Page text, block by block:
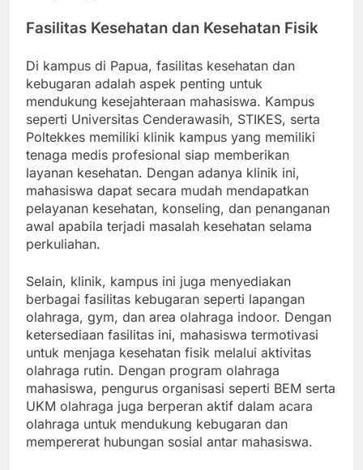
Fasilitas Kesehatan dan Kesehatan Fisik
Di kampus di Papua, fasilitas kesehatan dan
kebugaran adalah aspek penting untuk
mendukung kesejahteraan mahasiswa. Kampus
seperti Universitas Cenderawasih, STIKES, serta
Poltekkes memiliki klinik kampus yang memiliki
tenaga medis profesional siap memberikan
layanan kesehatan. Dengan adanya klinik ini,
mahasiswa dapat secara mudah mendapatkan
pelayanan kesehatan, konseling, dan penanganan
awal apabila terjadi masalah kesehatan selama
perkuliahan.
Selain, klinik, kampus ini juga menyediakan
berbagai fasilitas kebugaran seperti lapangan
olahraga, gym, dan area olahraga indoor. Dengan
ketersediaan fasilitas ini, mahasiswa termotivasi
untuk menjaga kesehatan fisik melalui aktivitas
olahraga rutin. Dengan program olahraga
mahasiswa, pengurus organisasi seperti BEM serta
UKM olahraga juga berperan aktif dalam acara
olahraga untuk mendukung kebugaran dan
mempererat hubungan sosial antar mahasiswa.